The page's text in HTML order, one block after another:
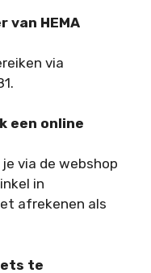
van HEMA
via
een online
via de webshop
in
afrekenen als
te